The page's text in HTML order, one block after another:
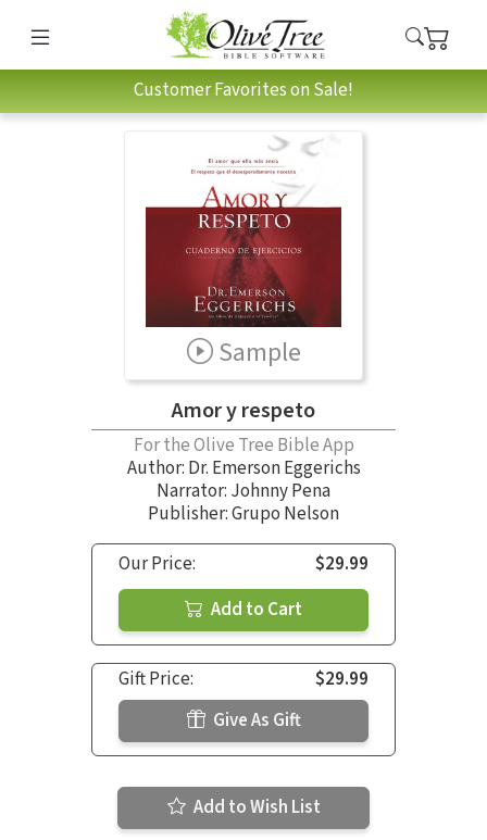
Customer Favorites on Sale!
Sample
Amor y respeto
For the Olive Tree Bible App
Author: Dr. Emerson Eggerichs
Narrator: Johnny Pena
Publisher: Grupo Nelson
Our Price:
$29.99
Add to Cart
Gift Price:
$29.99
Give As Gift
Add to Wish List